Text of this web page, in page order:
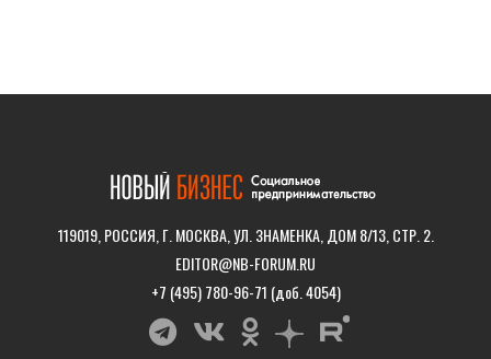
119019, РОССИЯ, Г. МОСКВА, УЛ. ЗНАМЕНКА, ДОМ 8/13, СТР. 2.
EDITOR@NB-FORUM.RU
+7 (495) 780-96-71 (доб. 4054)